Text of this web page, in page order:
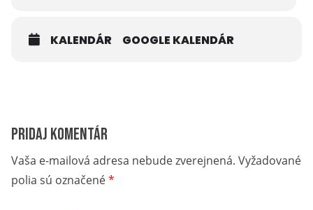
KALENDÁR GOOGLE KALENDÁR
Pridaj komentár
Vaša e-mailová adresa nebude zverejnená. Vyžadované
polia sú označené*